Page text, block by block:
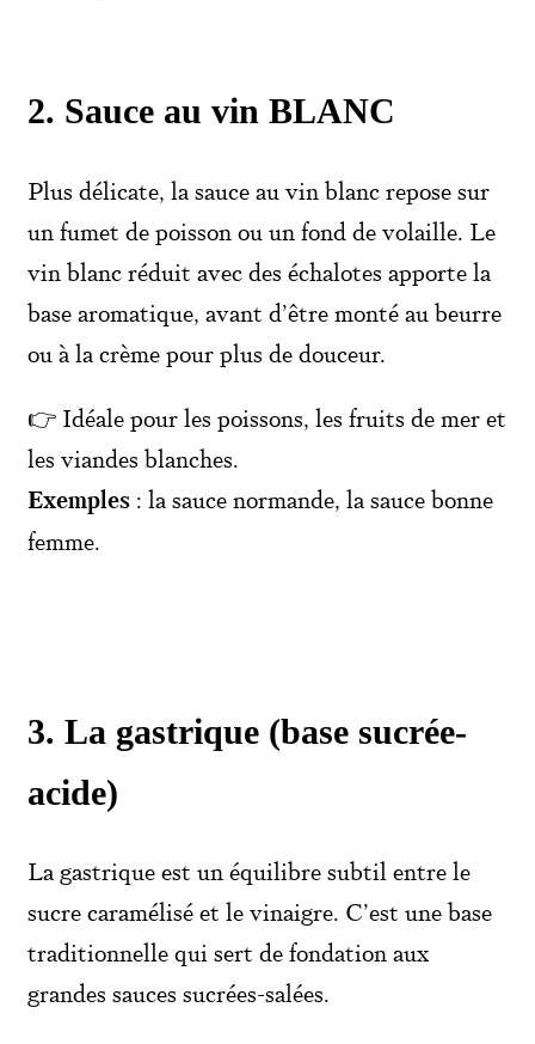
2. Sauce au vin BLANC
Plus délicate, la sauce au vin blanc repose sur
un fumet de poisson ou un fond de volaille. Le
vin blanc réduit avec des échalotes apporte la
base aromatique, avant d’être monté au beurre
ou à la crème pour plus de douceur.
👉 Idéale pour les poissons, les fruits de mer et
les viandes blanches.
Exemples : la sauce normande, la sauce bonne
femme.
3. La gastrique (base sucrée-
acide)
La gastrique est un équilibre subtil entre le
sucre caramélisé et le vinaigre. C’est une base
traditionnelle qui sert de fondation aux
grandes sauces sucrées-salées.